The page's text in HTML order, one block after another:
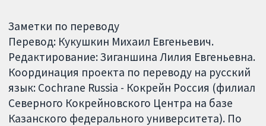
Заметки по переводу
Перевод: Кукушкин Михаил Евгеньевич.
Редактирование: Зиганшина Лилия Евгеньевна.
Координация проекта по переводу на русский
язык: Cochrane Russia - Кокрейн Россия (филиал
Северного Кокрейновского Центра на базе
Казанского федерального университета). По